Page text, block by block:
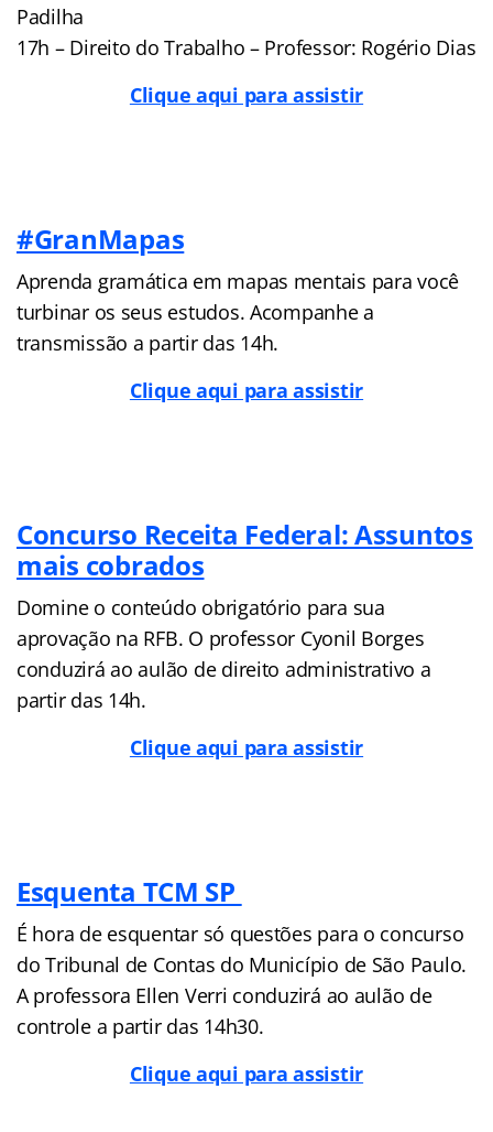
Padilha
17h – Direito do Trabalho – Professor: Rogério Dias
Clique aqui para assistir
#GranMapas
Aprenda gramática em mapas mentais para você
turbinar os seus estudos. Acompanhe a
transmissão a partir das 14h.
Clique aqui para assistir
Concurso Receita Federal: Assuntos
mais cobrados
Domine o conteúdo obrigatório para sua
aprovação na RFB. O professor Cyonil Borges
conduzirá ao aulão de direito administrativo a
partir das 14h.
Clique aqui para assistir
Esquenta TCM SP
É hora de esquentar só questões para o concurso
do Tribunal de Contas do Município de São Paulo.
A professora Ellen Verri conduzirá ao aulão de
controle a partir das 14h30.
Clique aqui para assistir